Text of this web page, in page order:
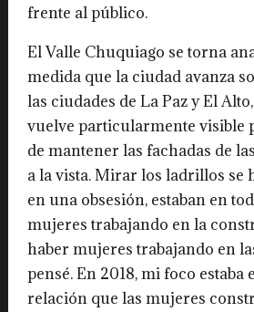
frente al público.
El Valle Chuquiago se torna
medida que la ciudad avanza
las ciudades de La Paz y El
vuelve particularmente visible
de mantener las fachadas de
a la vista. Mirar los ladrillos se
en una obsesión, estaban en
mujeres trabajando en la
haber mujeres trabajando en
pensé. En 2018, mi foco
relación que las mujeres